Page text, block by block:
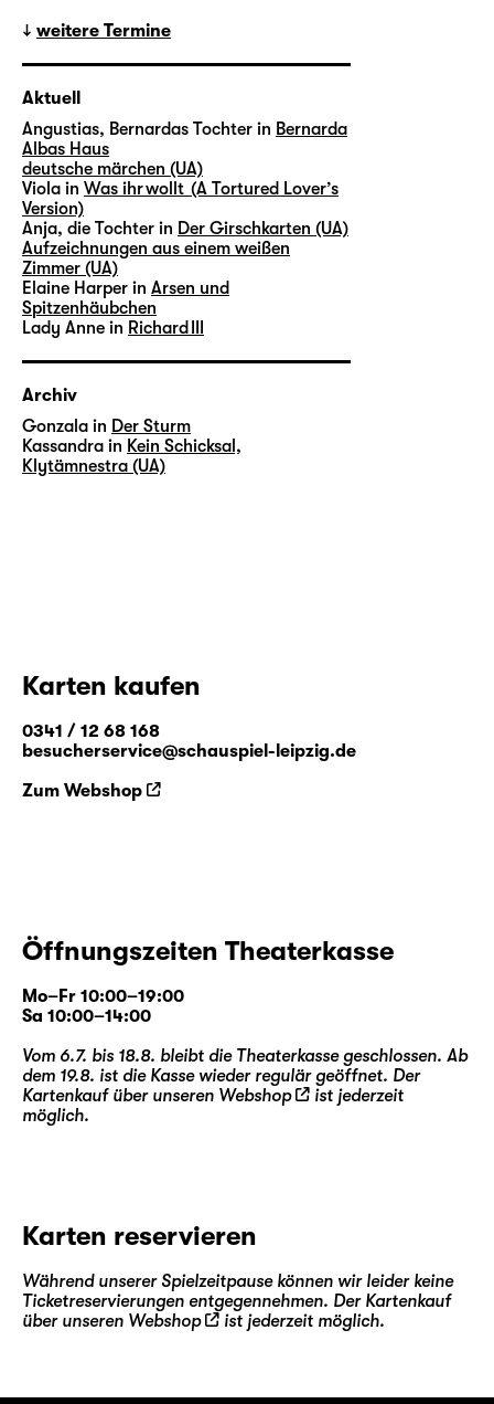
weitere Termine
Aktuell
Angustias, Bernardas Tochter in Bernarda
Albas Haus
deutsche märchen (UA)
Viola in Was ihr wollt (A Tortured Lover’s
Version)
Anja, die Tochter in Der Girschkarten (UA)
Aufzeichnungen aus einem weißen
Zimmer (UA)
Elaine Harper in Arsen und
Spitzenhäubchen
Lady Anne in Richard III
Archiv
Gonzala in Der Sturm
Kassandra in Kein Schicksal,
Klytämnestra (UA)
Karten kaufen
0341 / 12 68 168
besucherservice@schauspiel-leipzig.de
Zum Webshop
Öffnungszeiten Theaterkasse
Mo–Fr 10:00–19:00
Sa 10:00–14:00
Vom 6.7. bis 18.8. bleibt die Theaterkasse geschlossen. Ab
dem 19.8. ist die Kasse wieder regulär geöffnet. Der
Kartenkauf über unseren Webshop
ist jederzeit
möglich.
Karten reservieren
Während unserer Spielzeitpause können wir leider keine
Ticketreservierungen entgegennehmen. Der Kartenkauf
über unseren Webshop ist jederzeit möglich.